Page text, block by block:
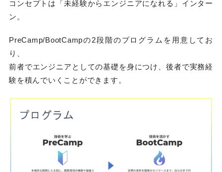
コンセプトは「未経験からエンジニアになれる」インター
ン。
PreCamp/BootCampの2段階のプログラムを用意してお
り、
前者でエンジニアとしての基礎を身につけ、後者で実務経
験を積んでいくことができます。